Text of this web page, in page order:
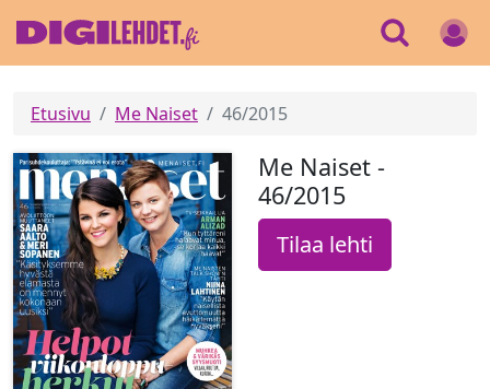
Etusivu Me Naiset 46/2015
Me Naiset -
46/2015
Tilaa lehti